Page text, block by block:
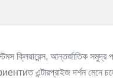
ক্লিয়ারেন্স, আন্তর্জাতিক সমুদ্র
এন্টারপ্রাইজ দর্শন মেনে চলে,